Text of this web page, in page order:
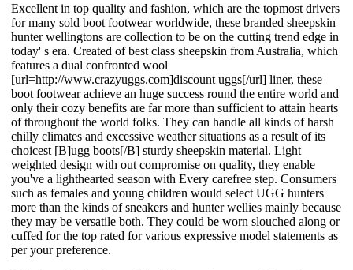
Excellent in top quality and fashion, which are the topmost drivers
for many sold boot footwear worldwide, these branded sheepskin
hunter wellingtons are collection to be on the cutting trend edge in
today' s era. Created of best class sheepskin from Australia, which
features a dual confronted wool
[url=http://www.crazyuggs.com]discount uggs[/url] liner, these
boot footwear achieve an huge success round the entire world and
only their cozy benefits are far more than sufficient to attain hearts
of throughout the world folks. They can handle all kinds of harsh
chilly climates and excessive weather situations as a result of its
choicest [B]ugg boots[/B] sturdy sheepskin material. Light
weighted design with out compromise on quality, they enable
you've a lighthearted season with Every carefree step. Consumers
such as females and young children would select UGG hunters
more than the kinds of sneakers and hunter wellies mainly because
they may be versatile both. They could be worn slouched along or
cuffed for the top rated for various expressive model statements as
per your preference.